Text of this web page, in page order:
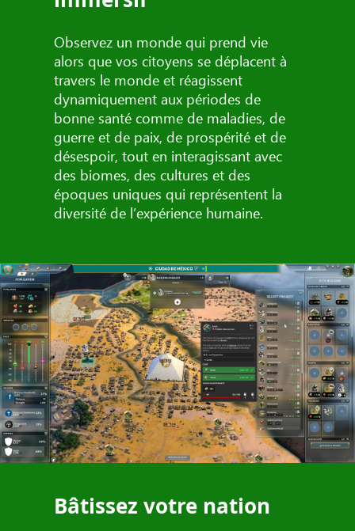
Observez un monde qui prend vie
alors que vos citoyens se déplacent à
travers le monde et réagissent
dynamiquement aux périodes de
bonne santé comme de maladies, de
guerre et de paix, de prospérité et de
désespoir, tout en interagissant avec
des biomes, des cultures et des
époques uniques qui représentent la
diversité de l’expérience humaine.
Bâtissez votre nation